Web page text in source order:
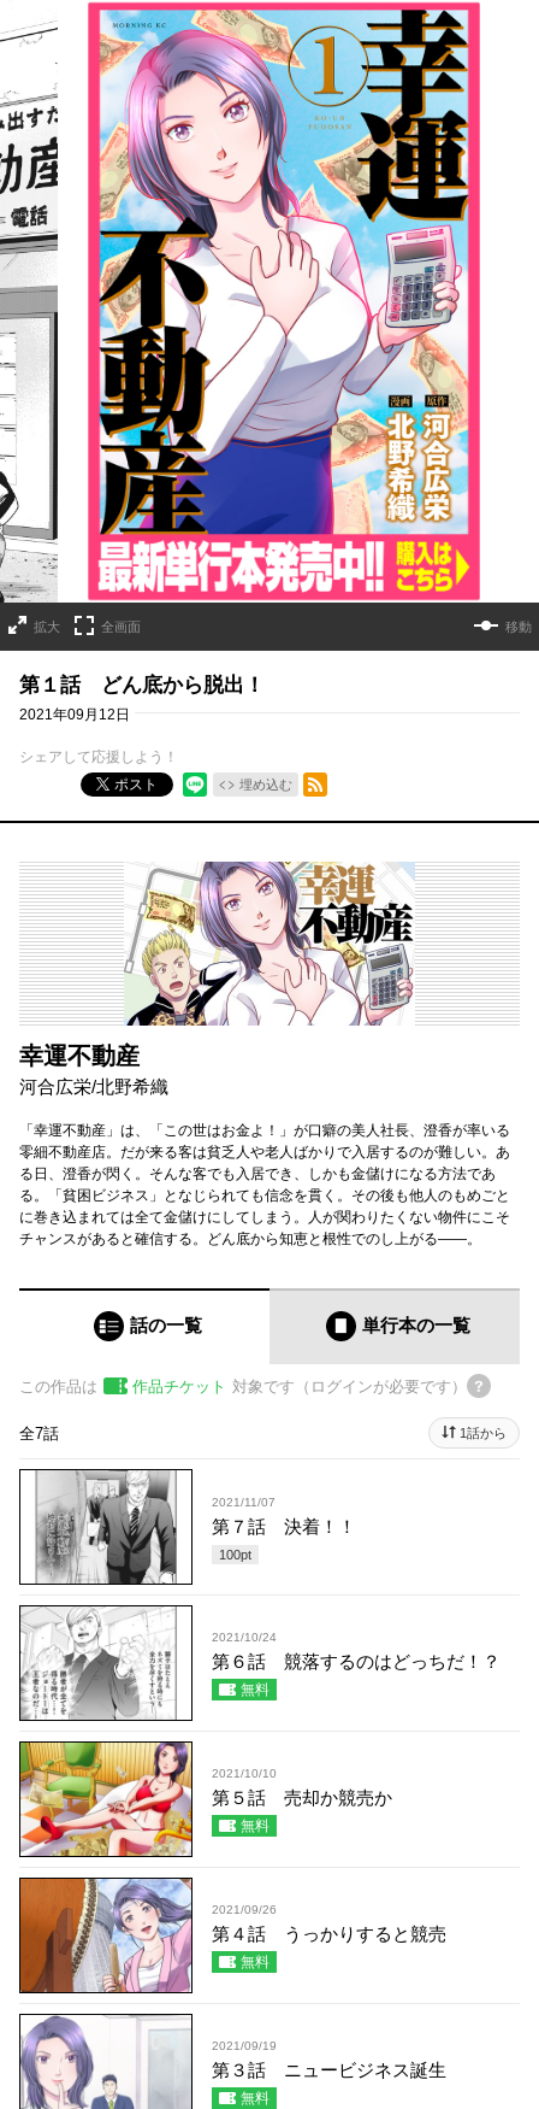
詳細ページへのリンク
拡大 全画面 移動
第１話 どん底から脱出！
2021年09月12日
シェアして応援しよう！
ポスト
埋め込む
RSSフィード
幸運不動産
河合広栄/北野希織
「幸運不動産」は、「この世はお金よ！」が口癖の美人社長、澄香が率いる
零細不動産店。だが来る客は貧乏人や老人ばかりで入居するのが難しい。あ
る日、澄香が閃く。そんな客でも入居でき、しかも金儲けになる方法であ
る。「貧困ビジネス」となじられても信念を貫く。その後も他人のもめごと
に巻き込まれては全て金儲けにしてしまう。人が関わりたくない物件にこそ
チャンスがあると確信する。どん底から知恵と根性でのし上がる――。
話の一覧 単行本の一覧
この作品は 作品チケット 対象です（ログインが必要です）
全7話 1話から
2021/11/07
第７話 決着！！
100pt
2021/10/24
第６話 競落するのはどっちだ！？
無料
2021/10/10
第５話 売却か競売か
無料
2021/09/26
第４話 うっかりすると競売
無料
2021/09/19
第３話 ニュービジネス誕生
無料